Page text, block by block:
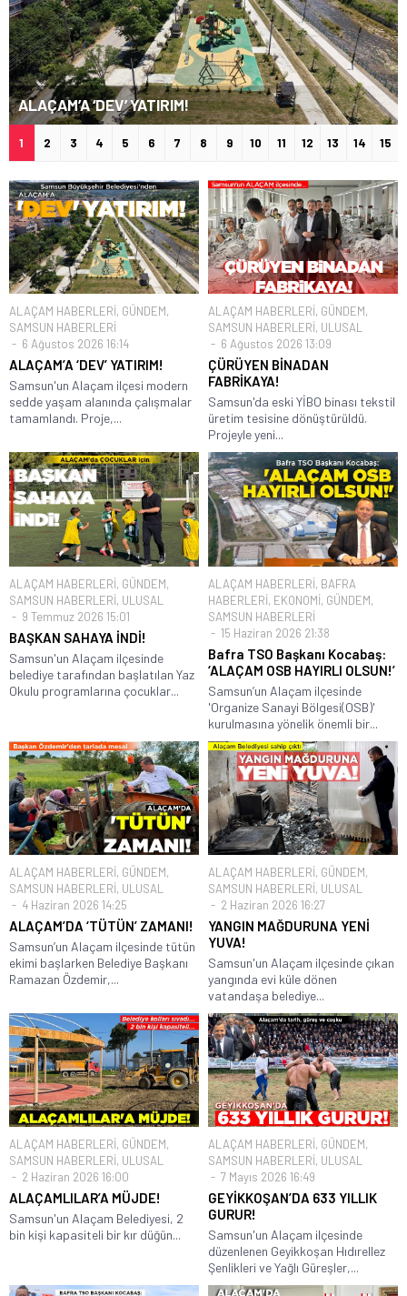
ALAÇAM’A ‘DEV’ YATIRIM!
1 2 3 4 5 6 7 8 9 10 11 12 13 14 15
ALAÇAM HABERLERİ, GÜNDEM,
SAMSUN HABERLERİ
6 Ağustos 2026 16:14
ALAÇAM’A ‘DEV’ YATIRIM!
Samsun'un Alaçam ilçesi modern
sedde yaşam alanında çalışmalar
tamamlandı. Proje,...
ALAÇAM HABERLERİ, GÜNDEM,
SAMSUN HABERLERİ, ULUSAL
6 Ağustos 2026 13:09
ÇÜRÜYEN BİNADAN
FABRİKAYA!
Samsun'da eski YİBO binası tekstil
üretim tesisine dönüştürüldü.
Projeyle yeni...
ALAÇAM HABERLERİ, GÜNDEM,
SAMSUN HABERLERİ, ULUSAL
9 Temmuz 2026 15:01
BAŞKAN SAHAYA İNDİ!
Samsun'un Alaçam ilçesinde
belediye tarafından başlatılan Yaz
Okulu programlarına çocuklar...
ALAÇAM HABERLERİ, BAFRA
HABERLERİ, EKONOMİ, GÜNDEM,
SAMSUN HABERLERİ
15 Haziran 2026 21:38
Bafra TSO Başkanı Kocabaş:
‘ALAÇAM OSB HAYIRLI OLSUN!’
Samsun’un Alaçam ilçesinde
'Organize Sanayi Bölgesi(OSB)'
kurulmasına yönelik önemli bir...
ALAÇAM HABERLERİ, GÜNDEM,
SAMSUN HABERLERİ, ULUSAL
4 Haziran 2026 14:25
ALAÇAM’DA ‘TÜTÜN’ ZAMANI!
Samsun’un Alaçam ilçesinde tütün
ekimi başlarken Belediye Başkanı
Ramazan Özdemir,...
ALAÇAM HABERLERİ, GÜNDEM,
SAMSUN HABERLERİ, ULUSAL
2 Haziran 2026 16:27
YANGIN MAĞDURUNA YENİ
YUVA!
Samsun'un Alaçam ilçesinde çıkan
yangında evi küle dönen
vatandaşa belediye...
ALAÇAM HABERLERİ, GÜNDEM,
SAMSUN HABERLERİ, ULUSAL
2 Haziran 2026 16:00
ALAÇAMLILAR’A MÜJDE!
Samsun'un Alaçam Belediyesi, 2
bin kişi kapasiteli bir kır düğün...
ALAÇAM HABERLERİ, GÜNDEM,
SAMSUN HABERLERİ, ULUSAL
7 Mayıs 2026 16:49
GEYİKKOŞAN’DA 633 YILLIK
GURUR!
Samsun'un Alaçam ilçesinde
düzenlenen Geyikkoşan Hıdırellez
Şenlikleri ve Yağlı Güreşler,...